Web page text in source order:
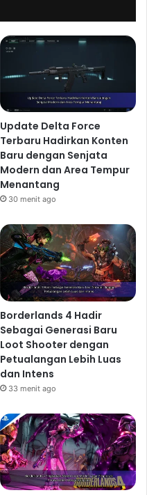
Update Delta Force
Terbaru Hadirkan Konten
Baru dengan Senjata
Modern dan Area Tempur
Menantang
30 menit ago
Borderlands 4 Hadir
Sebagai Generasi Baru
Loot Shooter dengan
Petualangan Lebih Luas
dan Intens
33 menit ago